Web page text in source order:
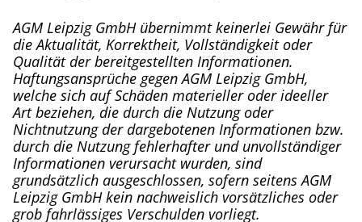
AGM Leipzig GmbH übernimmt keinerlei Gewähr für
die Aktualität, Korrektheit, Vollständigkeit oder
Qualität der bereitgestellten Informationen.
Haftungsansprüche gegen AGM Leipzig GmbH,
welche sich auf Schäden materieller oder ideeller
Art beziehen, die durch die Nutzung oder
Nichtnutzung der dargebotenen Informationen bzw.
durch die Nutzung fehlerhafter und unvollständiger
Informationen verursacht wurden, sind
grundsätzlich ausgeschlossen, sofern seitens AGM
Leipzig GmbH kein nachweislich vorsätzliches oder
grob fahrlässiges Verschulden vorliegt.